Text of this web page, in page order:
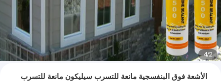
2
/
4
الأشعة فوق البنفسجية مانعة للتسرب سيليكون مانعة للتسرب